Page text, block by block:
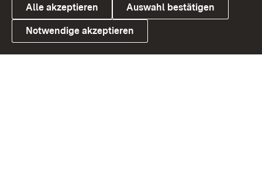
Link zum Landesportal
Alle akzeptieren Auswahl bestätigen
Notwendige akzeptieren